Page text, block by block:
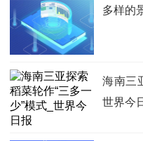
多样的
海南三
世界今